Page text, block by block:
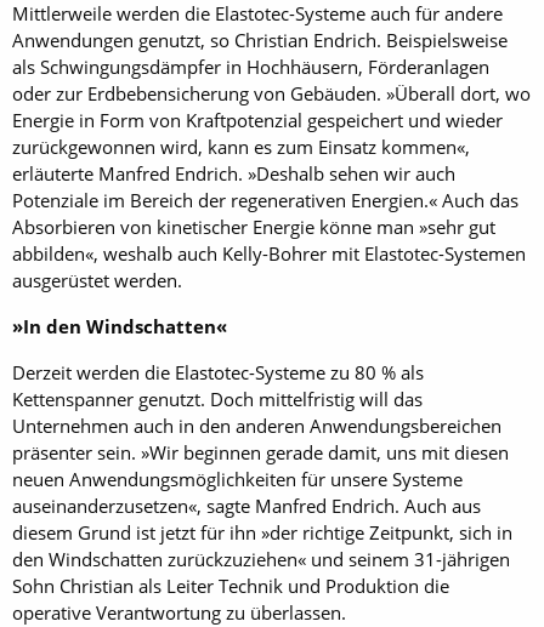
Mittlerweile werden die Elastotec-Systeme auch für andere
Anwendungen genutzt, so Christian Endrich. Beispielsweise
als Schwingungsdämpfer in Hochhäusern, Förderanlagen
oder zur Erdbebensicherung von Gebäuden. »Überall dort, wo
Energie in Form von Kraftpotenzial gespeichert und wieder
zurückgewonnen wird, kann es zum Einsatz kommen«,
erläuterte Manfred Endrich. »Deshalb sehen wir auch
Potenziale im Bereich der regenerativen Energien.« Auch das
Absorbieren von kinetischer Energie könne man »sehr gut
abbilden«, weshalb auch Kelly-Bohrer mit Elastotec-Systemen
ausgerüstet werden.
»In den Windschatten«
Derzeit werden die Elastotec-Systeme zu 80 % als
Kettenspanner genutzt. Doch mittelfristig will das
Unternehmen auch in den anderen Anwendungsbereichen
präsenter sein. »Wir beginnen gerade damit, uns mit diesen
neuen Anwendungsmöglichkeiten für unsere Systeme
auseinanderzusetzen«, sagte Manfred Endrich. Auch aus
diesem Grund ist jetzt für ihn »der richtige Zeitpunkt, sich in
den Windschatten zurückzuziehen« und seinem 31-jährigen
Sohn Christian als Leiter Technik und Produktion die
operative Verantwortung zu überlassen.